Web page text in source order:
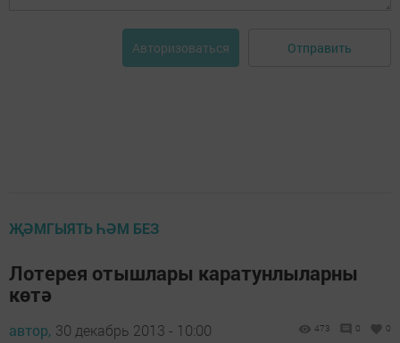
Авторизоваться Отправить
ҖӘМГЫЯТЬ ҺӘМ БЕЗ
Лотерея отышлары каратунлыларны
көтә
автор, 30 декабрь 2013 - 10:00 473 0 0